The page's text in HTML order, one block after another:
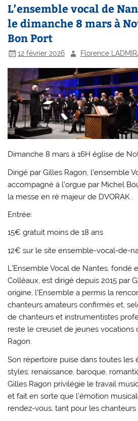
L’ensemble vocal de
le dimanche 8 mars à
Bon Port
12 février 2026 Florence
Dimanche 8 mars à 16H église de
Dirigé par Gilles Ragon, l’ensemble
accompagné à l’orgue par Michel
la messe en ré majeur de DVORAK .
Entrée:
15€ gratuit moins de 18 ans
12€ sur le site ensemble-vocal-de-
L’Ensemble Vocal de Nantes, fondé
Colléaux, est dirigé depuis 2015 par
origine, l’Ensemble a permis la
chanteurs amateurs confirmés et,
de chanteurs et instrumentistes
reste le creuset de jeunes vocations
Ragon.
Son répertoire puise dans toutes les
styles: renaissance, baroque,
Gilles Ragon privilégie le travail
et fait en sorte que l’émotion
rendez-vous, tant pour les